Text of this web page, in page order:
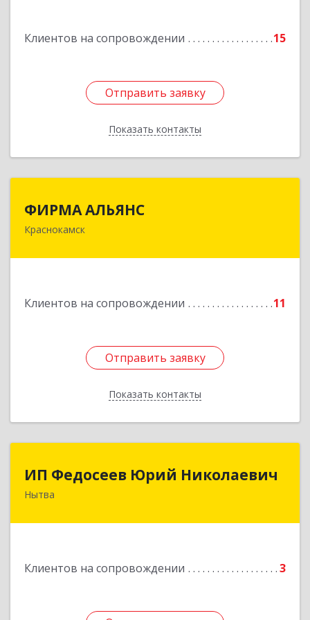
Клиентов на сопровождении 15
Отправить заявку
Показать контакты
Отправить заявку
Назад
ФИРМА АЛЬЯНС
Краснокамск
Клиентов на сопровождении 11
Отправить заявку
Показать контакты
Отправить заявку
Назад
ИП Федосеев Юрий Николаевич
Нытва
Клиентов на сопровождении 3
ИП Федосеев Юрий Николаевич